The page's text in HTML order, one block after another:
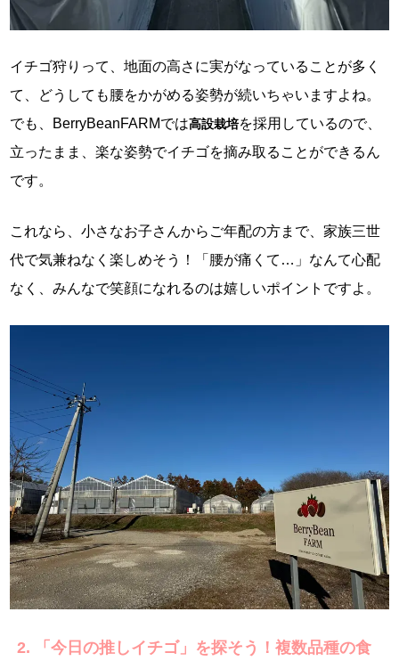
イチゴ狩りって、地面の高さに実がなっていることが多く
て、どうしても腰をかがめる姿勢が続いちゃいますよね。
でも、BerryBeanFARMでは高設栽培を採用しているので、
立ったまま、楽な姿勢でイチゴを摘み取ることができるん
です。
これなら、小さなお子さんからご年配の方まで、家族三世
代で気兼ねなく楽しめそう！「腰が痛くて…」なんて心配
なく、みんなで笑顔になれるのは嬉しいポイントですよ。
2. 「今日の推しイチゴ」を探そう！複数品種の食